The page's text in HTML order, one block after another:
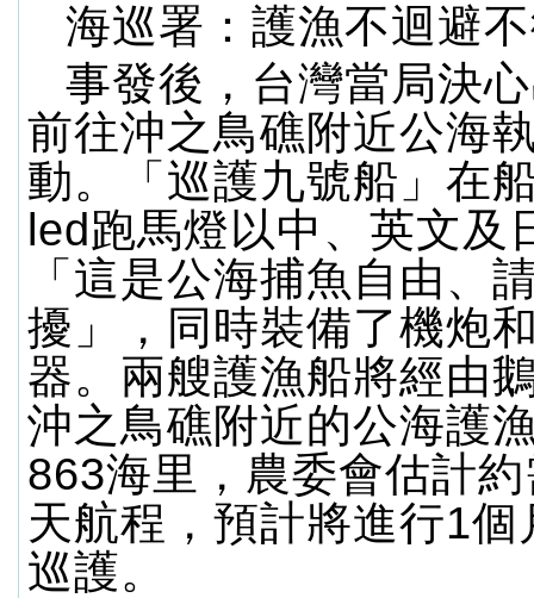
海巡署：護漁不迴避
事發後，台灣當局決
前往沖之鳥礁附近公海
動。「巡護九號船」在
led跑馬燈以中、英文及
「這是公海捕魚自由、
擾」，同時裝備了機炮
器。兩艘護漁船將經由
沖之鳥礁附近的公海護
863海里，農委會估計
天航程，預計將進行1個
巡護。